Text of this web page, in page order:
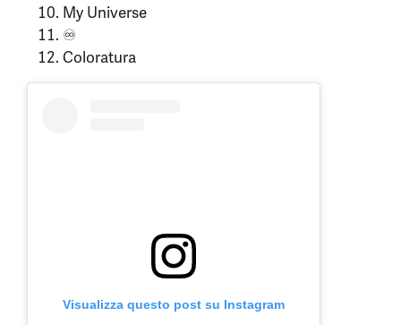
My Universe
♾️
Coloratura
Visualizza questo post su Instagram